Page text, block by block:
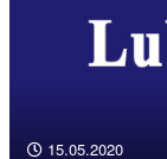
15.05.2020